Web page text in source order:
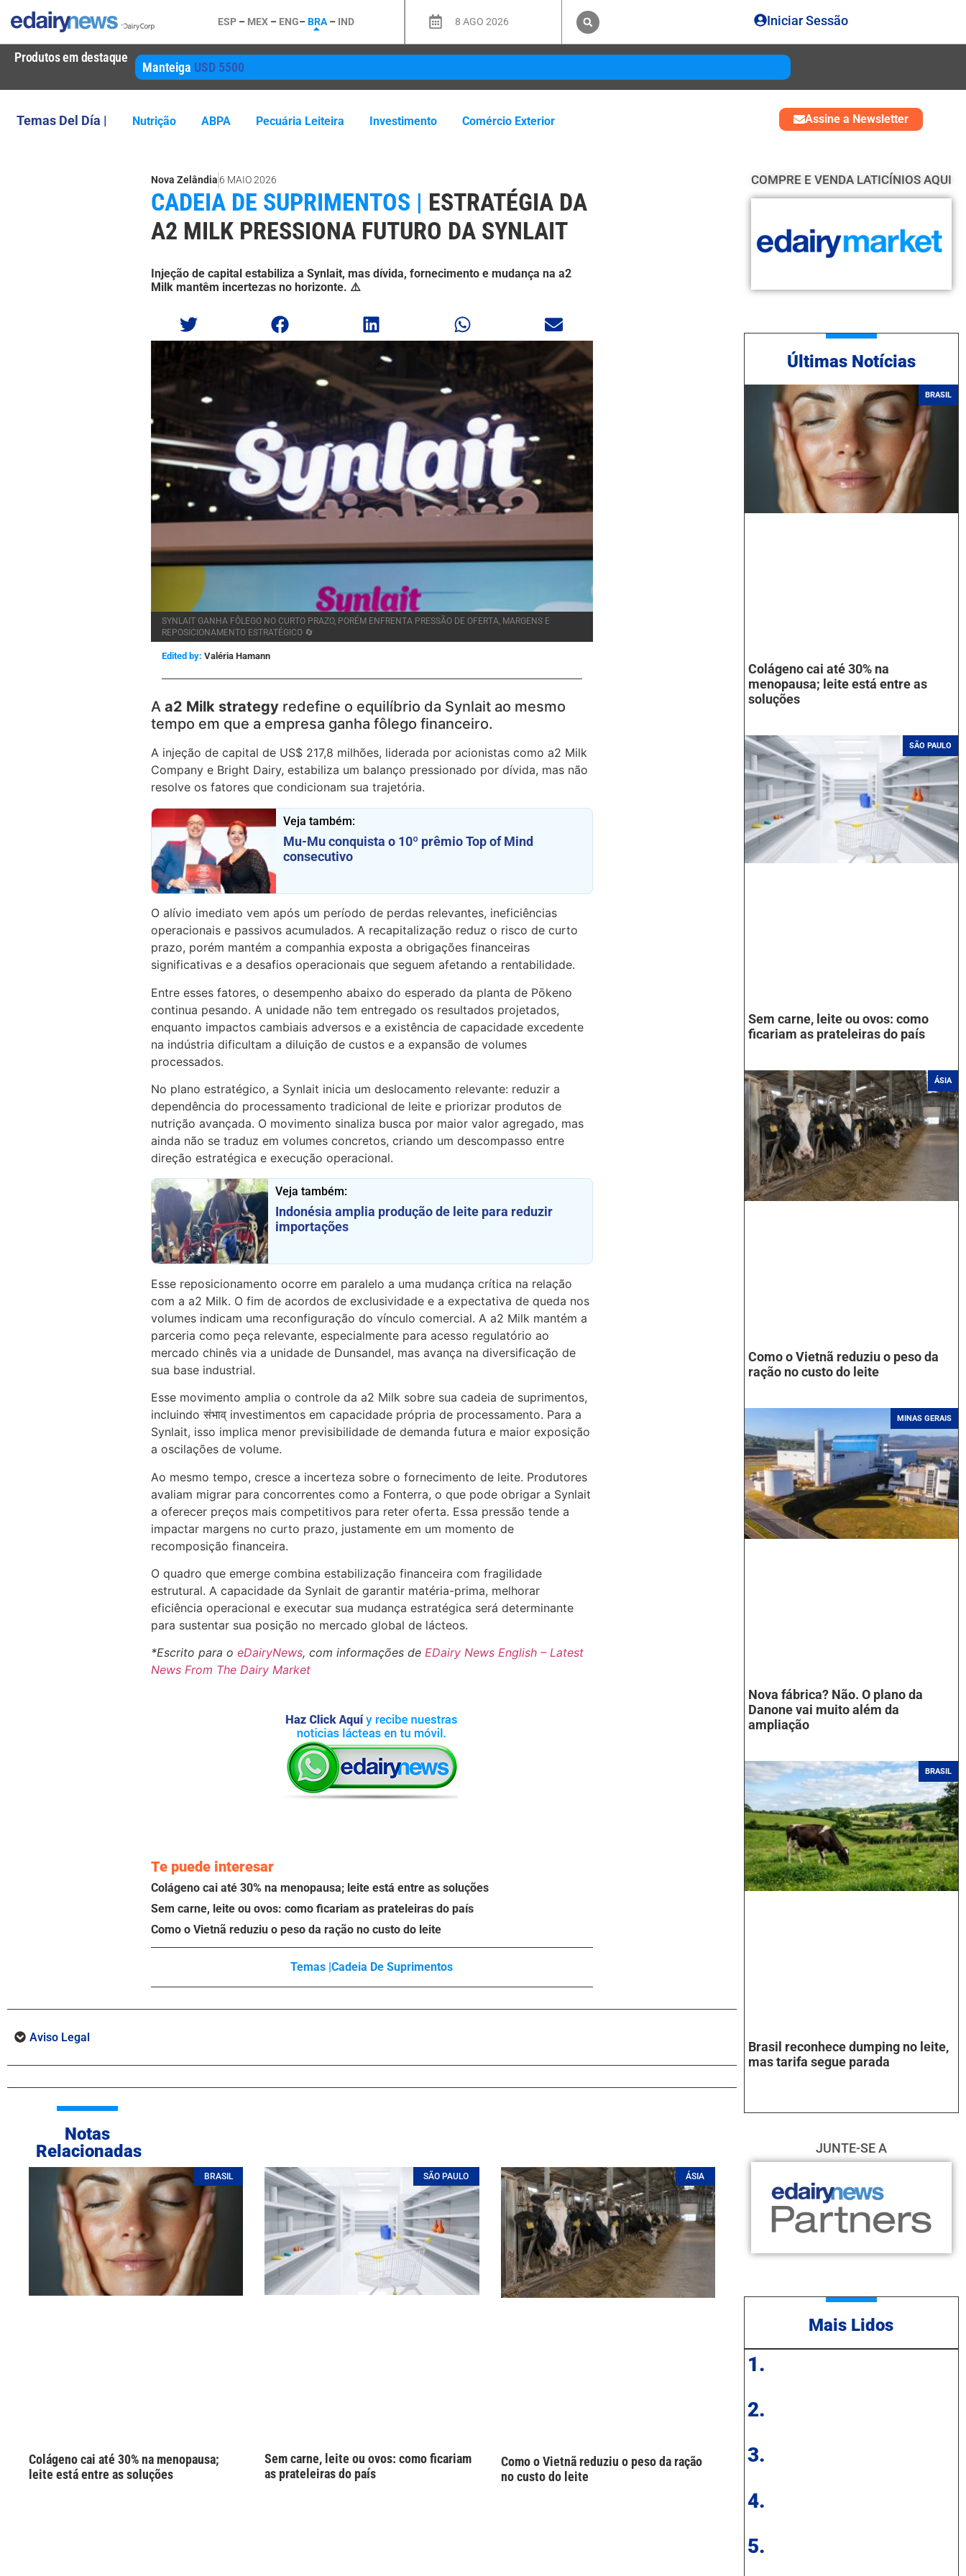
ESP – MEX – ENG–BRA – IND 8 AGO 2026 Iniciar Sessão
Produtos em destaque
Manteiga USD 5500
Temas Del Día | Nutrição ABPA Pecuária Leiteira Investimento Comércio Exterior Assine a Newsletter
Nova Zelândia 6 MAIO 2026
CADEIA DE SUPRIMENTOS | ESTRATÉGIA DA
A2 MILK PRESSIONA FUTURO DA SYNLAIT
Injeção de capital estabiliza a Synlait, mas dívida, fornecimento e mudança na a2
Milk mantêm incertezas no horizonte. ⚠️
SYNLAIT GANHA FÔLEGO NO CURTO PRAZO, PORÉM ENFRENTA PRESSÃO DE OFERTA, MARGENS E
REPOSICIONAMENTO ESTRATÉGICO 🔄
Edited by: Valéria Hamann
A a2 Milk strategy redefine o equilíbrio da Synlait ao mesmo
tempo em que a empresa ganha fôlego financeiro.
A injeção de capital de US$ 217,8 milhões, liderada por acionistas como a2 Milk
Company e Bright Dairy, estabiliza um balanço pressionado por dívida, mas não
resolve os fatores que condicionam sua trajetória.
Veja também:
Mu-Mu conquista o 10º prêmio Top of Mind
consecutivo
O alívio imediato vem após um período de perdas relevantes, ineficiências
operacionais e passivos acumulados. A recapitalização reduz o risco de curto
prazo, porém mantém a companhia exposta a obrigações financeiras
significativas e a desafios operacionais que seguem afetando a rentabilidade.
Entre esses fatores, o desempenho abaixo do esperado da planta de Pōkeno
continua pesando. A unidade não tem entregado os resultados projetados,
enquanto impactos cambiais adversos e a existência de capacidade excedente
na indústria dificultam a diluição de custos e a expansão de volumes
processados.
No plano estratégico, a Synlait inicia um deslocamento relevante: reduzir a
dependência do processamento tradicional de leite e priorizar produtos de
nutrição avançada. O movimento sinaliza busca por maior valor agregado, mas
ainda não se traduz em volumes concretos, criando um descompasso entre
direção estratégica e execução operacional.
Veja também:
Indonésia amplia produção de leite para reduzir
importações
Esse reposicionamento ocorre em paralelo a uma mudança crítica na relação
com a a2 Milk. O fim de acordos de exclusividade e a expectativa de queda nos
volumes indicam uma reconfiguração do vínculo comercial. A a2 Milk mantém a
parceria como peça relevante, especialmente para acesso regulatório ao
mercado chinês via a unidade de Dunsandel, mas avança na diversificação de
sua base industrial.
Esse movimento amplia o controle da a2 Milk sobre sua cadeia de suprimentos,
incluindo संभाव् investimentos em capacidade própria de processamento. Para a
Synlait, isso implica menor previsibilidade de demanda futura e maior exposição
a oscilações de volume.
Ao mesmo tempo, cresce a incerteza sobre o fornecimento de leite. Produtores
avaliam migrar para concorrentes como a Fonterra, o que pode obrigar a Synlait
a oferecer preços mais competitivos para reter oferta. Essa pressão tende a
impactar margens no curto prazo, justamente em um momento de
recomposição financeira.
O quadro que emerge combina estabilização financeira com fragilidade
estrutural. A capacidade da Synlait de garantir matéria-prima, melhorar
eficiência operacional e executar sua mudança estratégica será determinante
para sustentar sua posição no mercado global de lácteos.
*Escrito para o eDairyNews, com informações de EDairy News English – Latest
News From The Dairy Market
Te puede interesar
Colágeno cai até 30% na menopausa; leite está entre as soluções
Sem carne, leite ou ovos: como ficariam as prateleiras do país
Como o Vietnã reduziu o peso da ração no custo do leite
Temas |Cadeia De Suprimentos
Aviso Legal
Notas
Relacionadas
BRASIL
Colágeno cai até 30% na menopausa;
leite está entre as soluções
SÃO PAULO
Sem carne, leite ou ovos: como ficariam
as prateleiras do país
ÁSIA
Como o Vietnã reduziu o peso da ração
no custo do leite
COMPRE E VENDA LATICÍNIOS AQUI
Ú ltimas Notícias
BRASIL
Colágeno cai até 30% na
menopausa; leite está entre as
soluções
SÃO PAULO
Sem carne, leite ou ovos: como
ficariam as prateleiras do país
ÁSIA
Como o Vietnã reduziu o peso da
ração no custo do leite
MINAS GERAIS
Nova fábrica? Não. O plano da
Danone vai muito além da
ampliação
BRASIL
Brasil reconhece dumping no leite,
mas tarifa segue parada
JUNTE-SE A
Mais Lidos
1.
2.
3.
4.
5.